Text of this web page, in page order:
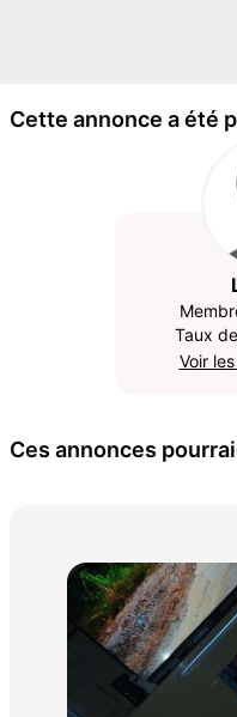
Cette annonce a été
Taux
Voir
Ces annonces